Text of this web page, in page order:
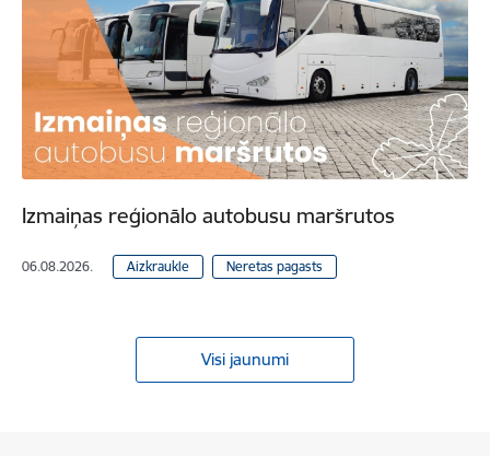
Izmaiņas reģionālo autobusu maršrutos
06.08.2026. Aizkraukle Neretas pagasts
Visi jaunumi